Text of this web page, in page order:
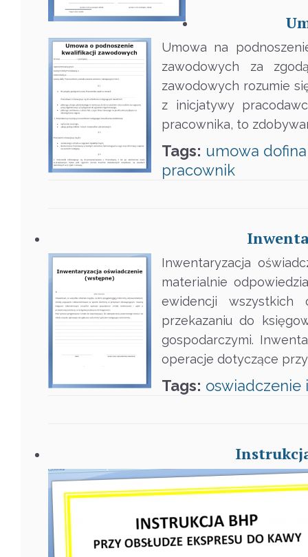
Umowa na
zawodowych za
zawodowych rozumie
z inicjatywy
pracownika, to
Tags: umowa
pracownik
Inwentaryzacja
materialnie
ewidencji wszystkich
przekazaniu do
gospodarczymi.
operacje dotyczące
Tags: oswiadczenie